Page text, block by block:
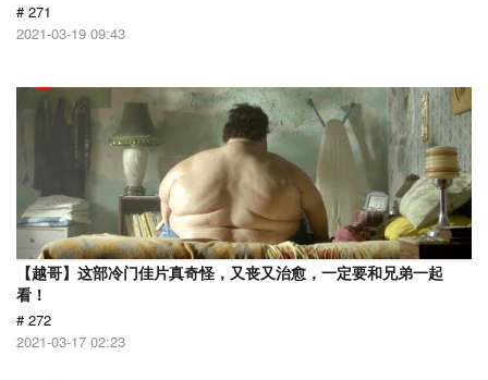
# 271
2021-03-19 09:43
【越哥】这部冷门佳片真奇怪，又丧又治愈，一定要和兄弟一起
看！
# 272
2021-03-17 02:23